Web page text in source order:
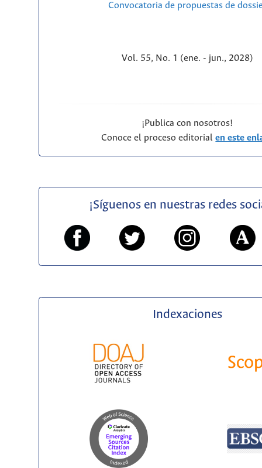
Convocatoria de propuestas de
Vol. 55, No. 1 (ene. - jun., 2028)
¡Publica con nosotros!
Conoce el proceso editorialen este
¡Síguenos en nuestras redes
Indexaciones